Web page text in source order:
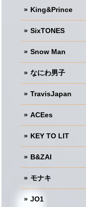
King&Prince
SixTONES
Snow Man
なにわ男子
TravisJapan
ACEes
KEY TO LIT
B&ZAI
モナキ
JO1